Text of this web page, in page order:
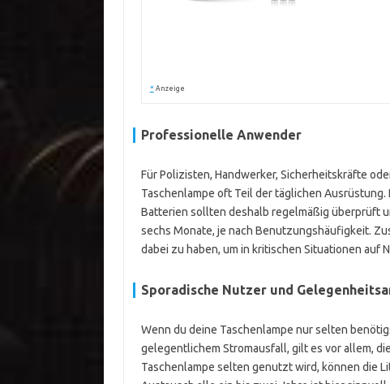
* Anzeige
Professionelle Anwender
Für Polizisten, Handwerker, Sicherheitskräfte
Taschenlampe oft Teil der täglichen
Batterien sollten deshalb regelmäßig überprüft
sechs Monate, je nach Benutzungshäufigkeit.
dabei zu haben, um in kritischen Situationen auf
Sporadische Nutzer und
Wenn du deine Taschenlampe nur selten
gelegentlichem Stromausfall, gilt es vor allem,
Taschenlampe selten genutzt wird, können die